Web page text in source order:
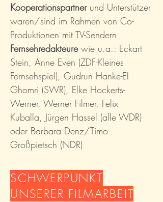
Kooperationspartnerund Unterstützer
waren/sind im Rahmen von Co-
Produktionen mit TV-Sendern
Fernsehredakteurewie u.a.: Eckart
Stein, Anne Even (ZDF-Kleines
Fernsehspiel), Gudrun Hanke-El
Ghomri (SWR), Elke Hockerts-
Werner, Werner Filmer, Felix
Kuballa, Jürgen Hassel (alle WDR)
oder Barbara Denz/Timo
Großpietsch (NDR)
SCHWERPUNKT
UNSERER FILMARBEIT